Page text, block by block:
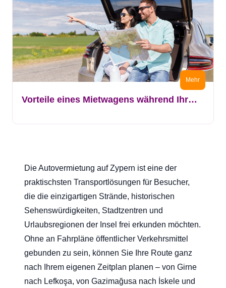
Mehr
Vorteile eines Mietwagens während Ihres Zypern-Urlaubs
Die Autovermietung auf Zypern ist eine der
praktischsten Transportlösungen für Besucher,
die die einzigartigen Strände, historischen
Sehenswürdigkeiten, Stadtzentren und
Urlaubsregionen der Insel frei erkunden möchten.
Ohne an Fahrpläne öffentlicher Verkehrsmittel
gebunden zu sein, können Sie Ihre Route ganz
nach Ihrem eigenen Zeitplan planen – von Girne
nach Lefkoşa, von Gazimağusa nach İskele und